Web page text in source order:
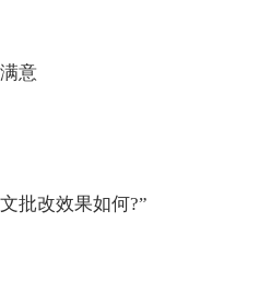
意
批改效果如何?”